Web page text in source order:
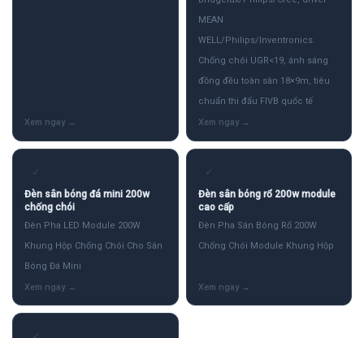
MEAN
WELL/Philips/Inventronics.
Chống chói UGR<19, ánh sáng
đồng đều toàn sân 18×9m, tiêu
chuẩn thi đấu FIVB quốc tế
✓
Đèn sân bóng đá mini 200w
chống chói
Đèn Pha LED Module 200W
Khung Hộp Chống Chói Cho Sân
Bóng Đá Mini
✓
Đèn sân bóng rổ 200w module
cao cấp
Đèn Pha Sân Bóng Rổ 200W
Chống Chói Module Khung Hộp